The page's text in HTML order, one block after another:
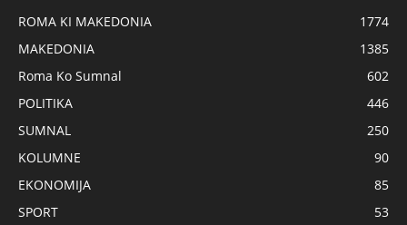
ROMA KI MAKEDONIA
1774
MAKEDONIA
1385
Roma Ko Sumnal
602
POLITIKA
446
SUMNAL
250
KOLUMNE
90
EKONOMIJA
85
SPORT
53